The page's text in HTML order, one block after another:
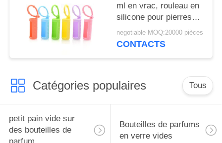
ml en vrac, rouleau en
silicone pour pierres
précieuses, support
pour flacons roll-on de
protection de voyage
negotiable MOQ:20000 pièces
CONTACTS
Catégories populaires Tous
petit pain vide sur
des bouteilles de
Bouteilles de parfums
en verre vides